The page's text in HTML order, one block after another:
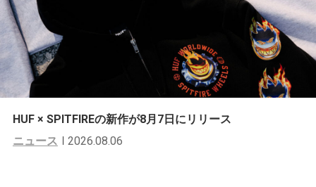
HUF × SPITFIREの新作が8月7日にリリース
ニュース
2026.08.06